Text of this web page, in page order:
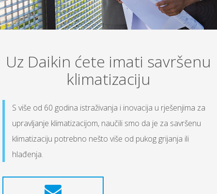
Uz Daikin ćete imati savršenu
klimatizaciju
S više od 60 godina istraživanja i inovacija u rješenjima za
upravljanje klimatizacijom, naučili smo da je za savršenu
klimatizaciju potrebno nešto više od pukog grijanja ili
hlađenja.